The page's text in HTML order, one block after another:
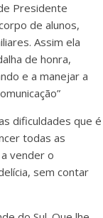
Presidente
de alunos,
Assim ela
de honra,
e a manejar a
dificuldades que é
todas as
vender o
sem contar